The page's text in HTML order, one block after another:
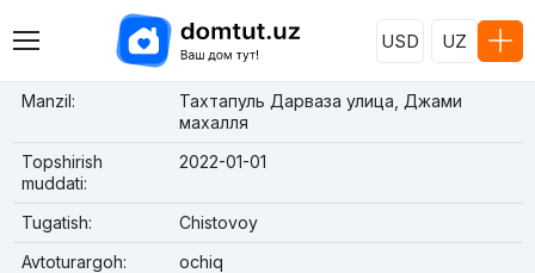
USD UZ
Manzil:
Тахтапуль Дарваза улица, Джами
махалля
Topshirish
muddati:
2022-01-01
Tugatish:
Chistovoy
Avtoturargoh:
ochiq